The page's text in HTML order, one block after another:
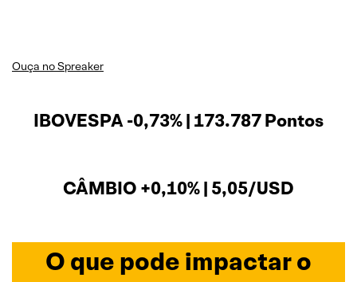
Ouça no Spreaker
IBOVESPA -0,73% | 173.787 Pontos
CÂMBIO +0,10% | 5,05/USD
O que pode impactar o